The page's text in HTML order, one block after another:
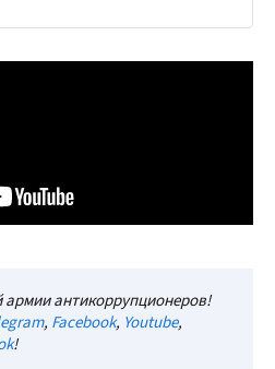
антикоррупционеров!
, Facebook, Youtube,
!